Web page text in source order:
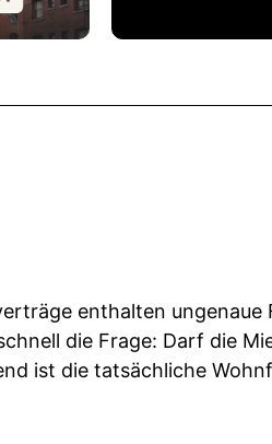
enthalten
die Frage: Darf die
ist die tatsächliche